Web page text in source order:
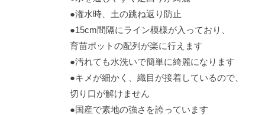
●潅水時、土の跳ね返り防止
●15cm間隔にライン模様が入っており、
育苗ポットの配列が楽に行えます
●汚れても水洗いで簡単に綺麗になります
●キメが細かく、織目が接着しているので、
切り口が解けません
●国産で素地の強さを誇っています